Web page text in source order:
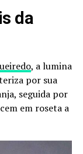
da
, a lumina
por sua
seguida por
em roseta a